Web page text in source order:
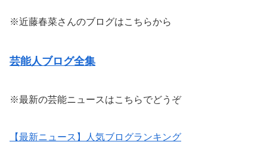
※近藤春菜さんのブログはこちらから
芸能人ブログ全集
※最新の芸能ニュースはこちらでどうぞ
【最新ニュース】人気ブログランキング